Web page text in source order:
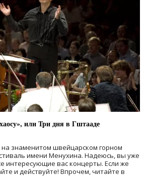
или Три дня в Гштааде
на знаменитом швейцарском горном
имени Менухина. Надеюсь, вы уже
интересующие вас концерты. Если же
и действуйте! Впрочем, читайте в